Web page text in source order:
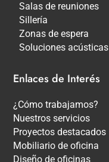
Salas de reuniones
Sillería
Zonas de espera
Soluciones acústicas
Enlaces de Interés
¿Cómo trabajamos?
Nuestros servicios
Proyectos destacados
Mobiliario de oficina
Diseño de oficinas